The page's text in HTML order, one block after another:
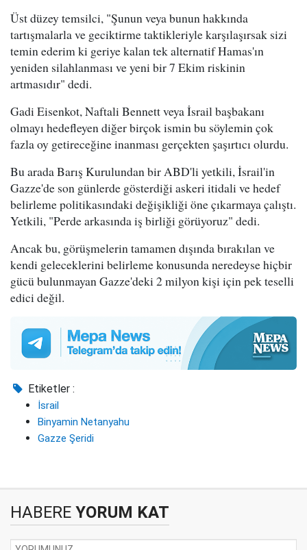
Üst düzey temsilci, "Şunun veya bunun hakkında
tartışmalarla ve geciktirme taktikleriyle karşılaşırsak sizi
temin ederim ki geriye kalan tek alternatif Hamas'ın
yeniden silahlanması ve yeni bir 7 Ekim riskinin
artmasıdır" dedi.
Gadi Eisenkot, Naftali Bennett veya İsrail başbakanı
olmayı hedefleyen diğer birçok ismin bu söylemin çok
fazla oy getireceğine inanması gerçekten şaşırtıcı olurdu.
Bu arada Barış Kurulundan bir ABD'li yetkili, İsrail'in
Gazze'de son günlerde gösterdiği askeri itidali ve hedef
belirleme politikasındaki değişikliği öne çıkarmaya çalıştı.
Yetkili, "Perde arkasında iş birliği görüyoruz" dedi.
Ancak bu, görüşmelerin tamamen dışında bırakılan ve
kendi geleceklerini belirleme konusunda neredeyse hiçbir
gücü bulunmayan Gazze'deki 2 milyon kişi için pek teselli
edici değil.
Etiketler :
İsrail
Binyamin Netanyahu
Gazze Şeridi
HABERE YORUM KAT